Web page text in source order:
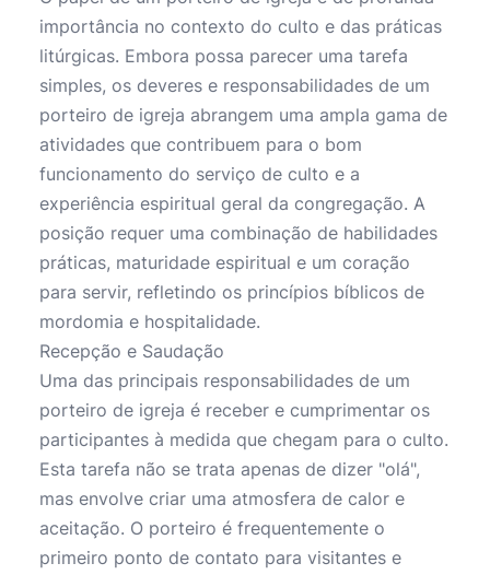
importância no contexto do culto e das práticas
litúrgicas. Embora possa parecer uma tarefa
simples, os deveres e responsabilidades de um
porteiro de igreja abrangem uma ampla gama de
atividades que contribuem para o bom
funcionamento do serviço de culto e a
experiência espiritual geral da congregação. A
posição requer uma combinação de habilidades
práticas, maturidade espiritual e um coração
para servir, refletindo os princípios bíblicos de
mordomia e hospitalidade.
Recepção e Saudação
Uma das principais responsabilidades de um
porteiro de igreja é receber e cumprimentar os
participantes à medida que chegam para o culto.
Esta tarefa não se trata apenas de dizer "olá",
mas envolve criar uma atmosfera de calor e
aceitação. O porteiro é frequentemente o
primeiro ponto de contato para visitantes e